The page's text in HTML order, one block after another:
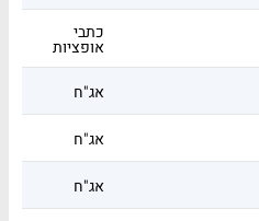
כתבי
אופציות
אג"ח
אג"ח
אג"ח